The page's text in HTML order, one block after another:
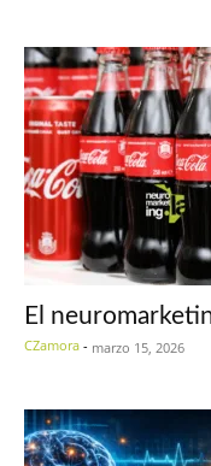
El
CZamora - marzo 15, 2026